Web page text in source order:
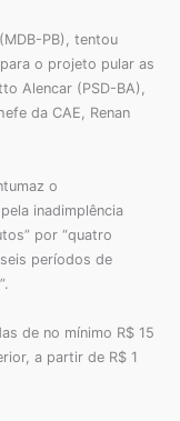
PB), tentou
o projeto pular as
Alencar (PSD-BA),
da CAE, Renan
o
inadimplência
por “quatro
períodos de
de no mínimo R$ 15
a partir de R$ 1